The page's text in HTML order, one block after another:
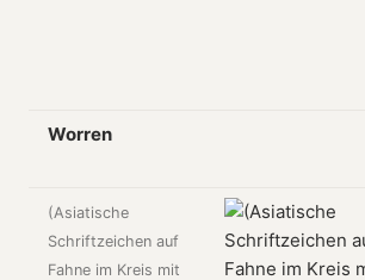
Worren
(Asiatische
Schriftzeichen auf
Fahne im Kreis mit